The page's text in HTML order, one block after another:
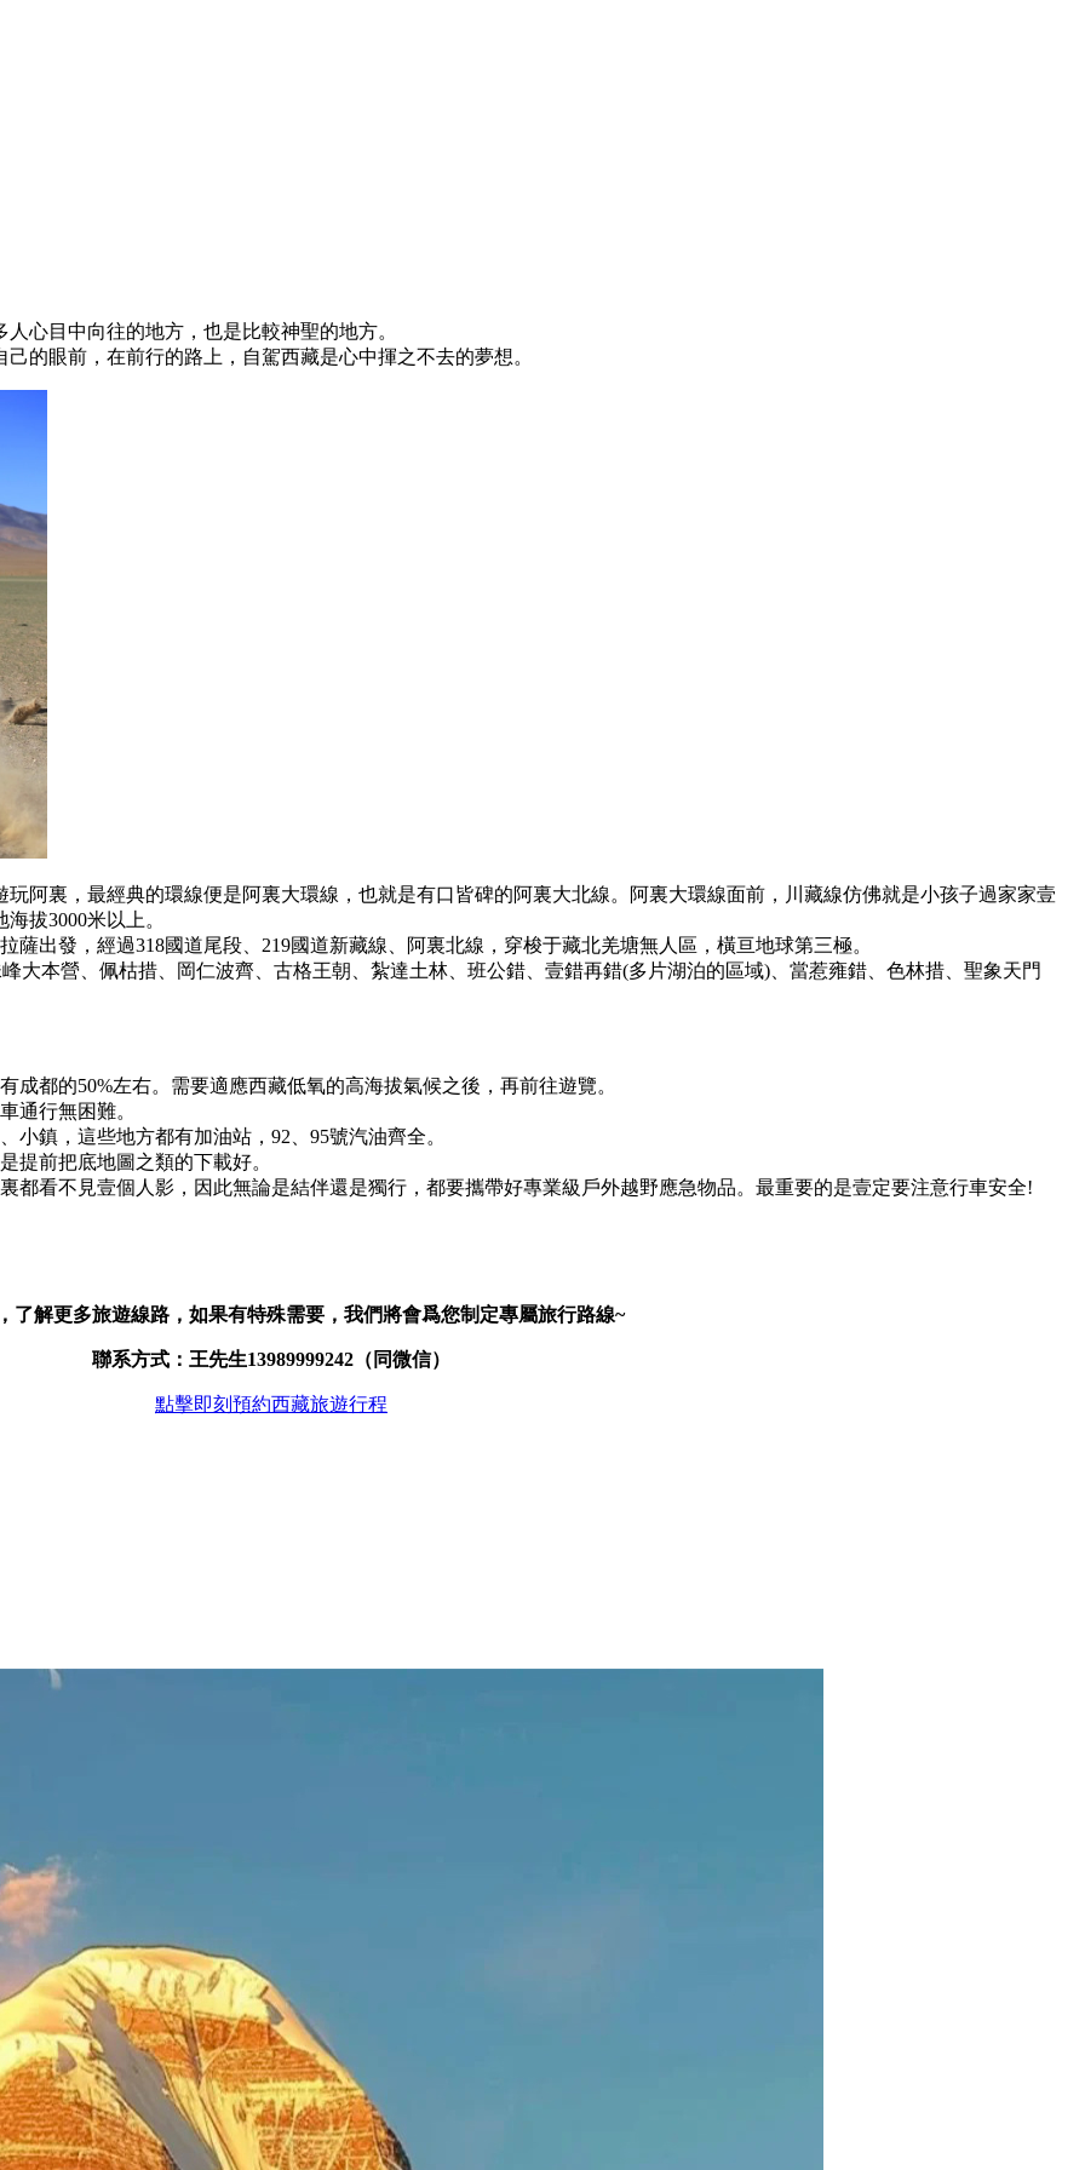
心目中向往的地方，也是比較神聖的地方。
的眼前，在前行的路上，自駕西藏是心中揮之不去的夢想。
阿裏，最經典的環線便是阿裏大環線，也就是有口皆碑的阿裏大北線。阿裏大環線面前，川藏線仿佛就是小孩子過家家壹
拔3000米以上。
薩出發，經過318國道尾段、219國道新藏線、阿裏北線，穿梭于藏北羌塘無人區，橫亘地球第三極。
大本營、佩枯措、岡仁波齊、古格王朝、紮達土林、班公錯、壹錯再錯(多片湖泊的區域)、當惹雍錯、色林措、聖象天門
都的50%左右。需要適應西藏低氧的高海拔氣候之後，再前往遊覽。
通行無困難。
鎮，這些地方都有加油站，92、95號汽油齊全。
提前把底地圖之類的下載好。
都看不見壹個人影，因此無論是結伴還是獨行，都要攜帶好專業級戶外越野應急物品。最重要的是壹定要注意行車安全!
了解更多旅遊線路，如果有特殊需要，我們將會爲您制定專屬旅行路線~
聯系方式：王先生13989999242（同微信）
點擊即刻預約西藏旅遊行程